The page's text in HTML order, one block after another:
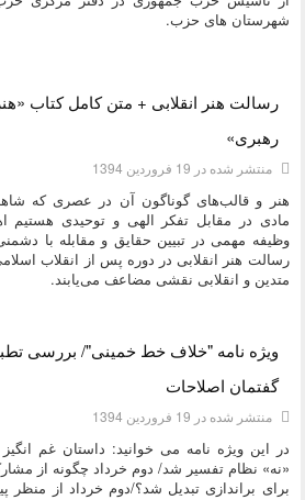
شهرستان های حزب.
رسالت هنر انقلابی + متن کامل کتاب
رهبری»
منتشر شده در 19 فروردين 1394
هنر و قالب‌های گوناگون آن در عصری که
مادی در مقابل تفکر الهی و توحیدی هستیم
وظیفه مهمی در تبیین حقایق و مقابله با
رسالت هنر انقلابی در دوره پس از انقلاب
متدین و انقلابی نقشی مضاعف می‌یابند.
ویژه نامه "خلاف خط خمینی"/ بررسی
گفتمان اصلاحات
منتشر شده در 19 فروردين 1394
در این ویژه نامه می خوانید: داستان غم
«نه» نظام تفسیر شد/ دوم خرداد چگونه از
برای براندازی تبدیل شد؟/دوم خرداد از منظر